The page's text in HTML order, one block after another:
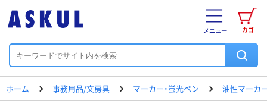
カゴ
メニュー
ホーム 事務用品/文房具 マーカー・蛍光ペン 油性マーカ